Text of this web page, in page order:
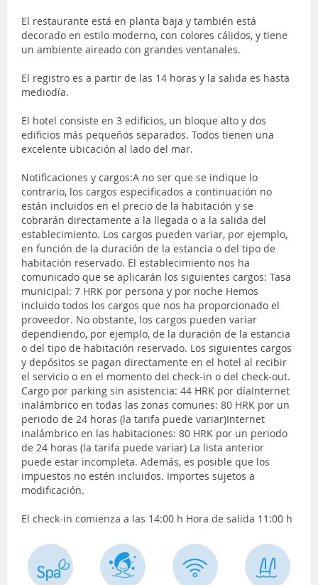
El restaurante está en planta baja y también está
decorado en estilo moderno, con colores cálidos, y tiene
un ambiente aireado con grandes ventanales.
El registro es a partir de las 14 horas y la salida es hasta
mediodía.
El hotel consiste en 3 edificios, un bloque alto y dos
edificios más pequeños separados. Todos tienen una
excelente ubicación al lado del mar.
Notificaciones y cargos:A no ser que se indique lo
contrario, los cargos especificados a continuación no
están incluidos en el precio de la habitación y se
cobrarán directamente a la llegada o a la salida del
establecimiento. Los cargos pueden variar, por ejemplo,
en función de la duración de la estancia o del tipo de
habitación reservado. El establecimiento nos ha
comunicado que se aplicarán los siguientes cargos: Tasa
municipal: 7 HRK por persona y por noche Hemos
incluido todos los cargos que nos ha proporcionado el
proveedor. No obstante, los cargos pueden variar
dependiendo, por ejemplo, de la duración de la estancia
o del tipo de habitación reservado. Los siguientes cargos
y depósitos se pagan directamente en el hotel al recibir
el servicio o en el momento del check-in o del check-out.
Cargo por parking sin asistencia: 44 HRK por díaInternet
inalámbrico en todas las zonas comunes: 80 HRK por un
periodo de 24 horas (la tarifa puede variar)Internet
inalámbrico en las habitaciones: 80 HRK por un periodo
de 24 horas (la tarifa puede variar) La lista anterior
puede estar incompleta. Además, es posible que los
impuestos no estén incluidos. Importes sujetos a
modificación.
El check-in comienza a las 14:00 h Hora de salida 11:00 h